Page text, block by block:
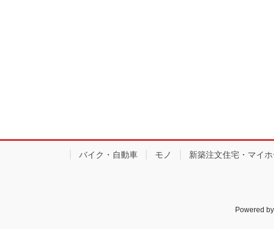
バイク・自動車 モノ 新築注文住宅・マイ
Powered by